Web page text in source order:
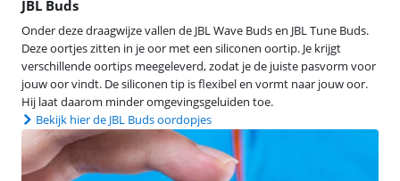
JBL Buds
Onder deze draagwijze vallen de JBL Wave Buds en JBL Tune Buds.
Deze oortjes zitten in je oor met een siliconen oortip. Je krijgt
verschillende oortips meegeleverd, zodat je de juiste pasvorm voor
jouw oor vindt. De siliconen tip is flexibel en vormt naar jouw oor.
Hij laat daarom minder omgevingsgeluiden toe.
Bekijk hier de JBL Buds oordopjes